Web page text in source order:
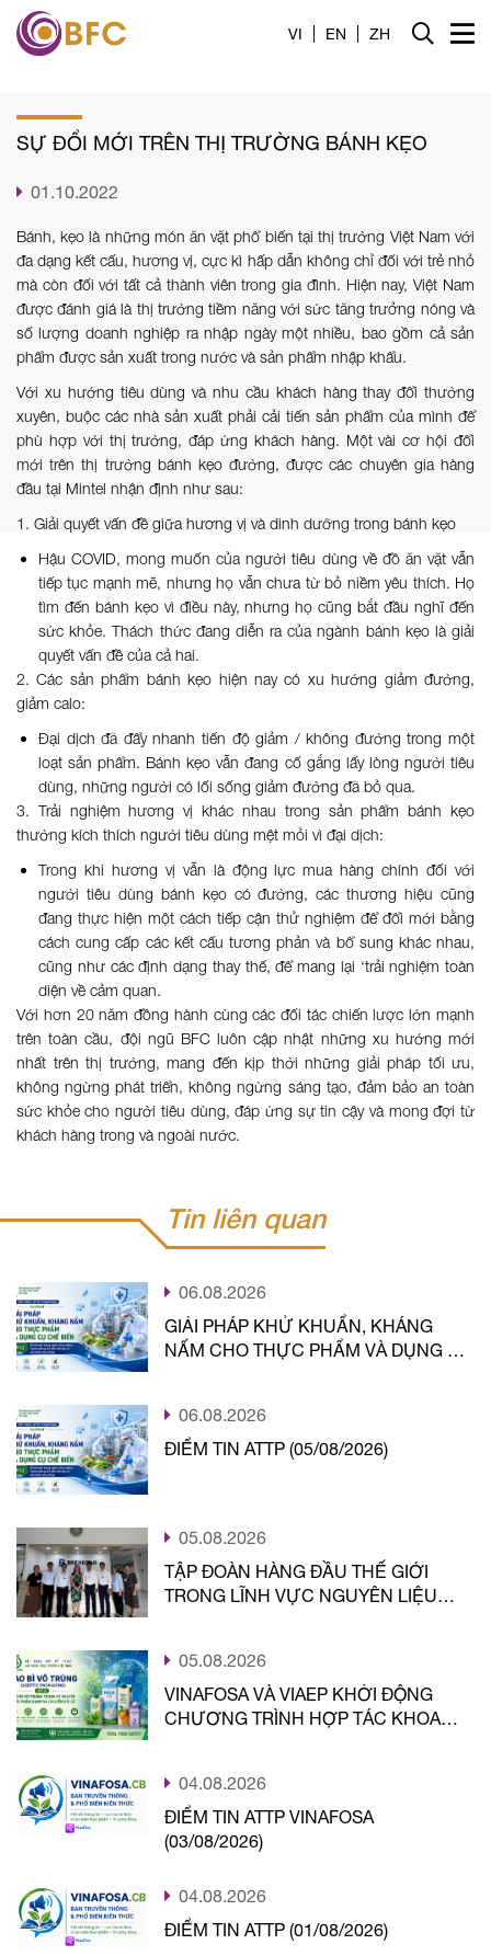
Trang chủ
Dịch vụ
Tin tức
Liên hệ
Tuyển dụng
Công cụ
VI EN ZH
SỰ ĐỔI MỚI TRÊN THỊ TRƯỜNG BÁNH KẸO
01.10.2022
Bánh, kẹo là những món ăn vặt phổ biến tại thị trường Việt Nam với
đa dạng kết cấu, hương vị, cực kì hấp dẫn không chỉ đối với trẻ nhỏ
mà còn đối với tất cả thành viên trong gia đình. Hiện nay, Việt Nam
được đánh giá là thị trường tiềm năng với sức tăng trưởng nóng và
số lượng doanh nghiệp ra nhập ngày một nhiều, bao gồm cả sản
phẩm được sản xuất trong nước và sản phẩm nhập khẩu.
Với xu hướng tiêu dùng và nhu cầu khách hàng thay đổi thường
xuyên, buộc các nhà sản xuất phải cải tiến sản phẩm của mình để
phù hợp với thị trường, đáp ứng khách hàng. Một vài cơ hội đổi
mới trên thị trường bánh kẹo đường, được các chuyên gia hàng
đầu tại Mintel nhận định như sau:
1. Giải quyết vấn đề giữa hương vị và dinh dưỡng trong bánh kẹo
Hậu COVID, mong muốn của người tiêu dùng về đồ ăn vặt vẫn
tiếp tục mạnh mẽ, nhưng họ vẫn chưa từ bỏ niềm yêu thích. Họ
tìm đến bánh kẹo vì điều này, nhưng họ cũng bắt đầu nghĩ đến
sức khỏe. Thách thức đang diễn ra của ngành bánh kẹo là giải
quyết vấn đề của cả hai.
2. Các sản phẩm bánh kẹo hiện nay có xu hướng giảm đường,
giảm calo:
Đại dịch đã đẩy nhanh tiến độ giảm / không đường trong một
loạt sản phẩm. Bánh kẹo vẫn đang cố gắng lấy lòng người tiêu
dùng, những người có lối sống giảm đường đã bỏ qua.
3. Trải nghiệm hương vị khác nhau trong sản phẩm bánh kẹo
thường kích thích người tiêu dùng mệt mỏi vì đại dịch:
Trong khi hương vị vẫn là động lực mua hàng chính đối với
người tiêu dùng bánh kẹo có đường, các thương hiệu cũng
đang thực hiện một cách tiếp cận thử nghiệm để đổi mới bằng
cách cung cấp các kết cấu tương phản và bổ sung khác nhau,
cũng như các định dạng thay thế, để mang lại ‘trải nghiệm toàn
diện về cảm quan.
Với hơn 20 năm đồng hành cùng các đối tác chiến lược lớn mạnh
trên toàn cầu, đội ngũ BFC luôn cập nhật những xu hướng mới
nhất trên thị trường, mang đến kịp thời những giải pháp tối ưu,
không ngừng phát triển, không ngừng sáng tạo, đảm bảo an toàn
sức khỏe cho người tiêu dùng, đáp ứng sự tin cậy và mong đợi từ
khách hàng trong và ngoài nước.
Tin liên quan
06.08.2026
GIẢI PHÁP KHỬ KHUẨN, KHÁNG
NẤM CHO THỰC PHẨM VÀ DỤNG CỤ
06.08.2026
ĐIỂM TIN ATTP (05/08/2026)
05.08.2026
TẬP ĐOÀN HÀNG ĐẦU THẾ GIỚI
TRONG LĨNH VỰC NGUYÊN LIỆU
05.08.2026
VINAFOSA VÀ VIAEP KHỞI ĐỘNG
CHƯƠNG TRÌNH HỢP TÁC KHOA
(TFS)
04.08.2026
ĐIỂM TIN ATTP VINAFOSA
(03/08/2026)
04.08.2026
ĐIỂM TIN ATTP (01/08/2026)